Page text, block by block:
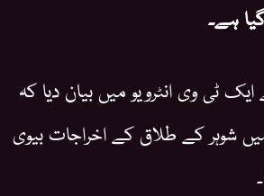
ہے۔
ٹی وی انٹرویو میں بیان دیا کہ
شوہر کے طلاق کے اخراجات بیوی